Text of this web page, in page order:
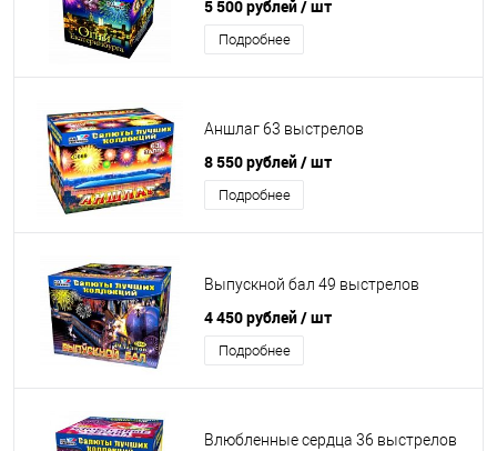
5 500 рублей/ шт
Подробнее
Аншлаг 63 выстрелов
8 550 рублей/ шт
Подробнее
Выпускной бал 49 выстрелов
4 450 рублей/ шт
Подробнее
Влюбленные сердца 36 выстрелов